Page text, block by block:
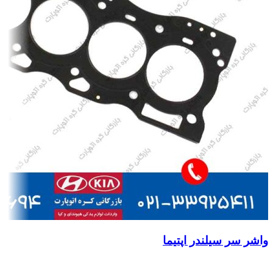
واشر سر سیلندر اپتیما